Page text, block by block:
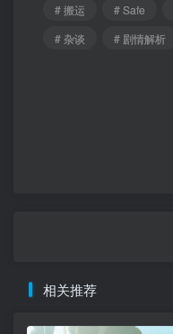
# 搬运
# Safe
# 杂谈
# 剧情解析
相关推荐